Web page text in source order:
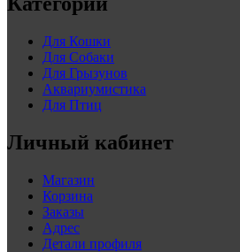
Для Кошки
Для Собаки
Для Грызунов
Аквариумистика
Для Птиц
Личный кабинет
Магазин
Корзина
Заказы
Адрес
Детали профиля